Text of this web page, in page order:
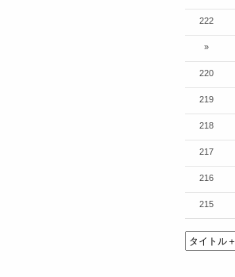
222
»
220
219
218
217
216
215